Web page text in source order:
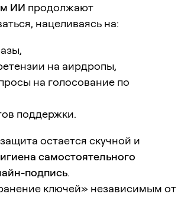
ИИ продолжают
нацеливаясь на:
на аирдропы,
на голосование по
поддержки.
остается скучной и
самостоятельного
подпись.
ключей» независимым от